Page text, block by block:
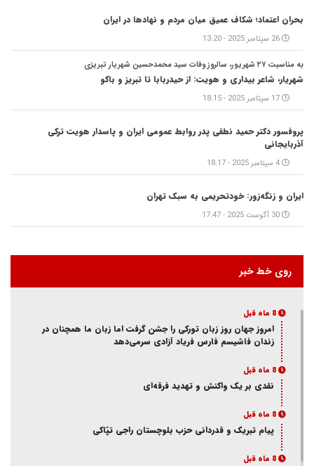
بحران اعتماد؛ شکاف عمیق میان مردم و نهادها در ایران
26 سپتامبر 2025 - 13:20
به مناسبت ۲۷ شهریور، سالروز وفات سید محمدحسین شهریار تبریزی
شهریار، شاعر بیداری و هویت: از حیدربابا تا تبریز و باکو
17 سپتامبر 2025 - 18:15
پروفسور دکتر حمید نطقی پدر روابط عمومی ایران و پاسدار هویت ترکی
آذربایجانی
4 سپتامبر 2025 - 18:17
ایران و زنگه‌زور: خودتحریمی به سبک تهران
30 آگوست 2025 - 17:47
روی خط خبر
8 ماه قبل
امروز جهان روز زبان تورکی را جشن گرفت اما زبان ما همچنان در
زندان فاشیسم فارس فریاد آزادی سر‌می‌دهد
8 ماه قبل
نقدی بر یک واکنش و‌ تهدید فرقه‌ای
8 ماه قبل
پیام تبریک و قدردانی حزب بلوچستان راجی تپّاکی
8 ماه قبل